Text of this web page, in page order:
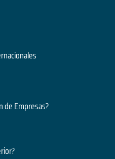
de Empresas?